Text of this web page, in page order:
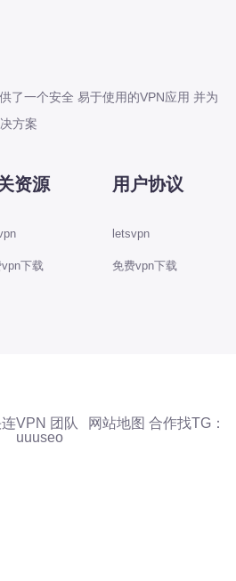
了一个安全 易于使用的VPN应用 并为
方案
资源
下载
用户协议
letsvpn
免费vpn下载
VPN 团队 网站地图 合作找TG：
uuuseo